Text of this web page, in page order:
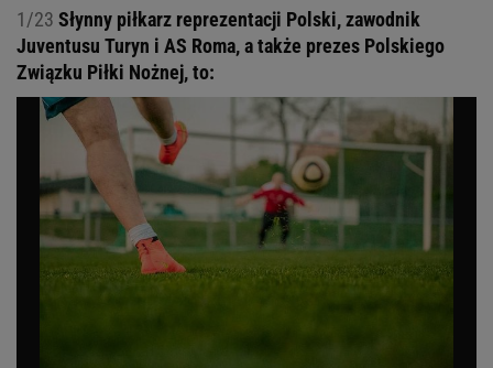
1/23 Słynny piłkarz reprezentacji Polski, zawodnik
Juventusu Turyn i AS Roma, a także prezes Polskiego
Związku Piłki Nożnej, to: